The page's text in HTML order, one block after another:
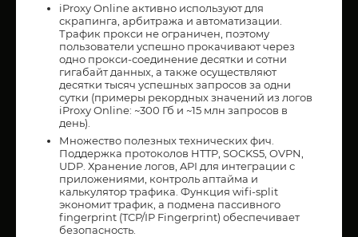
iProxy Online активно используют для
скрапинга, арбитража и автоматизации.
Трафик прокси не ограничен, поэтому
пользователи успешно прокачивают через
одно прокси-соединение десятки и сотни
гигабайт данных, а также осуществляют
десятки тысяч успешных запросов за одни
сутки (примеры рекордных значений из логов
iProxy Online: ~300 Гб и ~15 млн запросов в
день).
Множество полезных технических фич.
Поддержка протоколов HTTP, SOCKS5, OVPN,
UDP. Хранение логов, API для интеграции с
приложениями, контроль аптайма и
калькулятор трафика. Функция wifi-split
экономит трафик, а подмена пассивного
fingerprint (TCP/IP Fingerprint) обеспечивает
безопасность.